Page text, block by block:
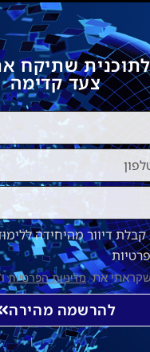
שתיקח
צעד קדימה
דיוור מהיחידה
את מדיניות הפרטיות
להרשמה מהירה